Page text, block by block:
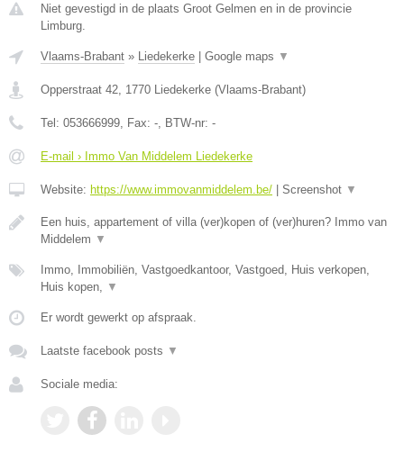
Niet gevestigd in de plaats Groot Gelmen en in de provincie
Limburg.
Vlaams-Brabant » Liedekerke Google maps ▼
Opperstraat 42 1770 Liedekerke (Vlaams-Brabant)
Tel: 053666999 , Fax: - , BTW-nr: -
E-mail › Immo Van Middelem Liedekerke
Website: https://www.immovanmiddelem.be/ Screenshot ▼
Een huis, appartement of villa (ver)kopen of (ver)huren? Immo van
Middelem ▼
Immo, Immobiliën, Vastgoedkantoor, Vastgoed, Huis verkopen,
Huis kopen,
▼
Er wordt gewerkt op afspraak.
Laatste facebook posts ▼
Sociale media: